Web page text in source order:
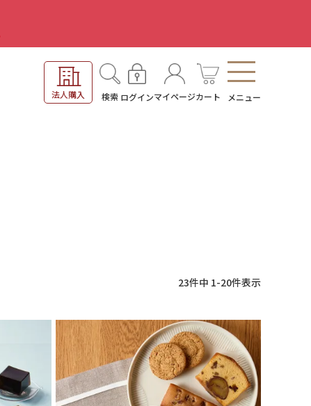
法人購入 検索 ログインマイページカート メニュー
23件中 1-20件表示